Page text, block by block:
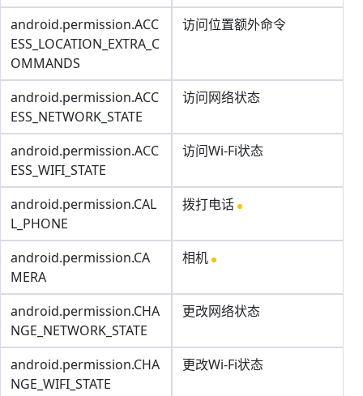
android.permission.ACC
ESS_LOCATION_EXTRA_C
OMMANDS
访问位置额外命令
android.permission.ACC
ESS_NETWORK_STATE
访问网络状态
android.permission.ACC
ESS_WIFI_STATE
访问Wi-Fi状态
android.permission.CAL
L_PHONE
拨打电话
android.permission.CA
MERA
相机
android.permission.CHA
NGE_NETWORK_STATE
更改网络状态
android.permission.CHA
NGE_WIFI_STATE
更改Wi-Fi状态